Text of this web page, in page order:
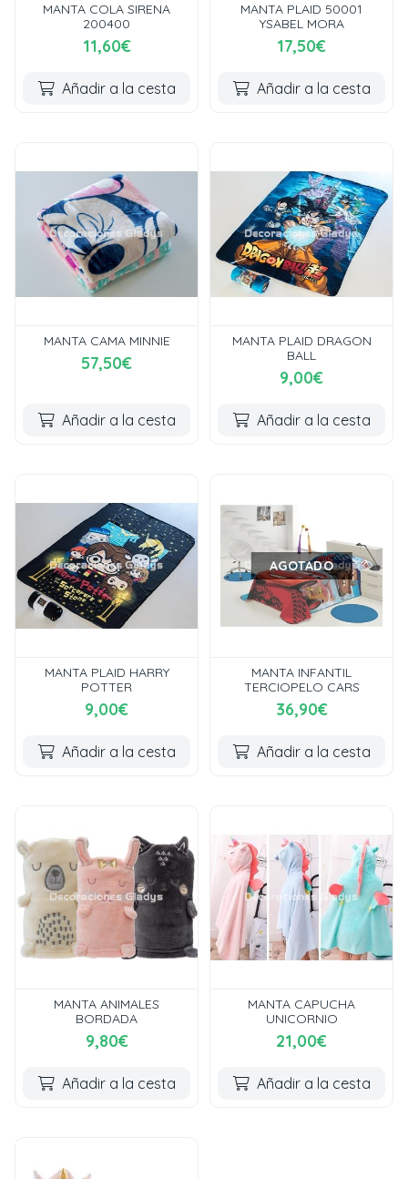
MANTA COLA SIRENA
200400
11,60€
Añadir a la cesta
MANTA PLAID 50001
YSABEL MORA
17,50€
Añadir a la cesta
MANTA CAMA MINNIE
57,50€
Añadir a la cesta
MANTA PLAID DRAGON
BALL
9,00€
Añadir a la cesta
MANTA PLAID HARRY
POTTER
9,00€
Añadir a la cesta
AGOTADO
MANTA INFANTIL
TERCIOPELO CARS
36,90€
Añadir a la cesta
MANTA ANIMALES
BORDADA
9,80€
Añadir a la cesta
MANTA CAPUCHA
UNICORNIO
21,00€
Añadir a la cesta